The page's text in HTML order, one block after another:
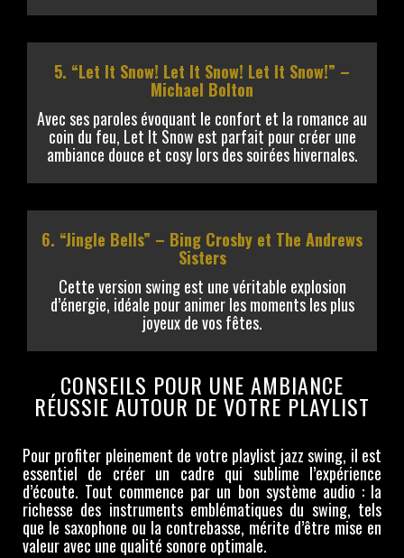
5. “Let It Snow! Let It Snow! Let It Snow!” –
Michael Bolton
Avec ses paroles évoquant le confort et la romance au
coin du feu, Let It Snow est parfait pour créer une
ambiance douce et cosy lors des soirées hivernales.
6. “Jingle Bells” – Bing Crosby et The Andrews
Sisters
Cette version swing est une véritable explosion
d’énergie, idéale pour animer les moments les plus
joyeux de vos fêtes.
CONSEILS POUR UNE AMBIANCE
RÉUSSIE AUTOUR DE VOTRE PLAYLIST
Pour profiter pleinement de votre playlist jazz swing, il est
essentiel de créer un cadre qui sublime l’expérience
d’écoute. Tout commence par un bon système audio : la
richesse des instruments emblématiques du swing, tels
que le saxophone ou la contrebasse, mérite d’être mise en
valeur avec une qualité sonore optimale.